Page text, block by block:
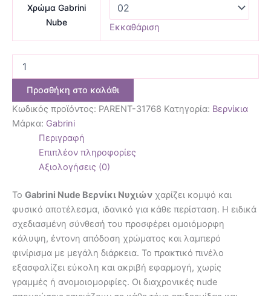
Χρώμα Gabrini
Nube
Εκκαθάριση
Προσθήκη στο καλάθι
Κωδικός προϊόντος: PARENT-31768 Κατηγορία: Βερνίκια
Μάρκα: Gabrini
Περιγραφή
Επιπλέον πληροφορίες
Αξιολογήσεις (0)
Το Gabrini Nude Βερνίκι Νυχιών χαρίζει κομψό και
φυσικό αποτέλεσμα, ιδανικό για κάθε περίσταση. Η ειδικά
σχεδιασμένη σύνθεσή του προσφέρει ομοιόμορφη
κάλυψη, έντονη απόδοση χρώματος και λαμπερό
φινίρισμα με μεγάλη διάρκεια. Το πρακτικό πινέλο
εξασφαλίζει εύκολη και ακριβή εφαρμογή, χωρίς
γραμμές ή ανομοιομορφίες. Οι διαχρονικές nude